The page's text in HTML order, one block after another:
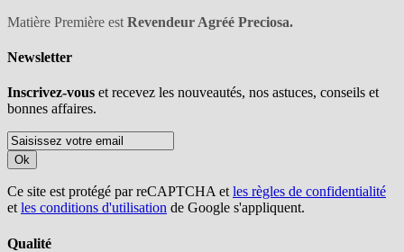
Matière Première est Revendeur Agréé Preciosa.
Newsletter
Inscrivez-vous et recevez les nouveautés, nos astuces, conseils et
bonnes affaires.
Ok
Ce site est protégé par reCAPTCHA etles règles de confidentialité
etles conditions d'utilisation de Google s'appliquent.
Qualité